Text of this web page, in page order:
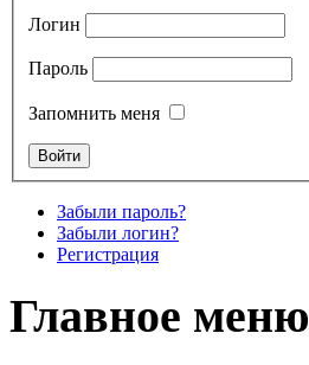
Логин
Пароль
Запомнить меня
Забыли пароль?
Забыли логин?
Регистрация
Главное меню